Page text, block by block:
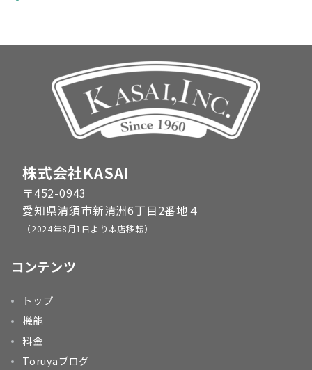
株式会社KASAI
〒452-0943
愛知県清須市新清洲6丁目2番地４
（2024年8月1日より本店移転）
コンテンツ
トップ
機能
料金
Toruyaブログ